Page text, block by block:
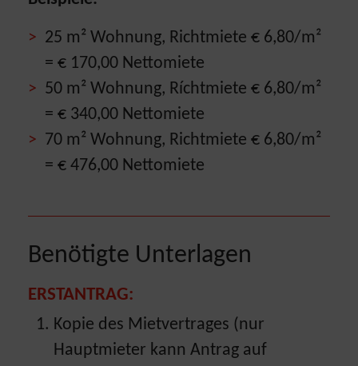
25 m² Wohnung, Richtmiete € 6,80/m²
= € 170,00 Nettomiete
50 m² Wohnung, Ríchtmiete € 6,80/m²
= € 340,00 Nettomiete
70 m² Wohnung, Richtmiete € 6,80/m²
= € 476,00 Nettomiete
Benötigte Unterlagen
ERSTANTRAG:
Kopie des Mietvertrages (nur
Hauptmieter kann Antrag auf